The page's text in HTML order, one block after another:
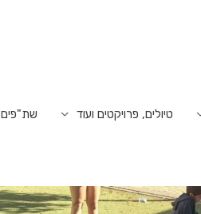
טיולים, פרויקטים ועוד שת"פים